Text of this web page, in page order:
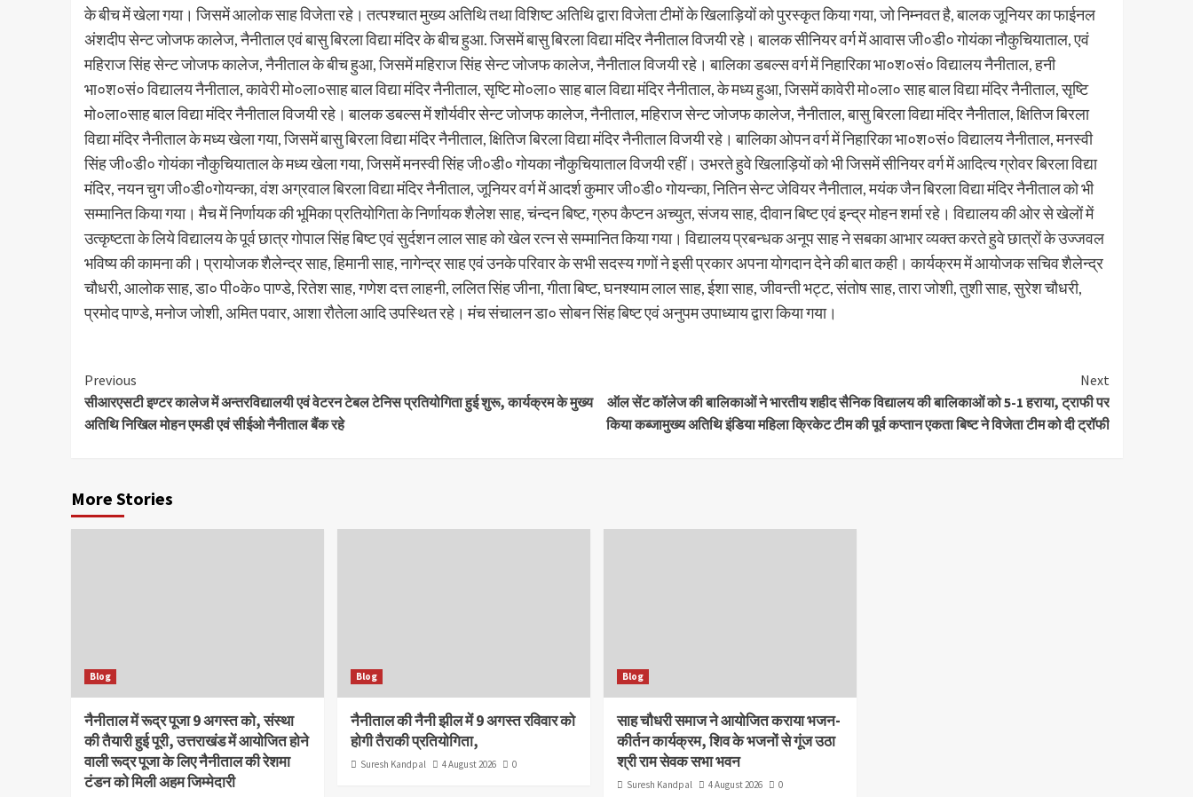
के बीच में खेला गया। जिसमें आलोक साह विजेता रहे। तत्पश्चात मुख्य अतिथि तथा विशिष्ट अतिथि द्वारा विजेता टीमों के खिलाड़ियों को पुरस्कृत किया गया, जो निम्नवत है, बालक जूनियर का फाईनल
अंशदीप सेन्ट जोजफ कालेज, नैनीताल एवं बासु बिरला विद्या मंदिर के बीच हुआ. जिसमें बासु बिरला विद्या मंदिर नैनीताल विजयी रहे। बालक सीनियर वर्ग में आवास जी०डी० गोयंका नौकुचियाताल, एवं
महिराज सिंह सेन्ट जोजफ कालेज, नैनीताल के बीच हुआ, जिसमें महिराज सिंह सेन्ट जोजफ कालेज, नैनीताल विजयी रहे। बालिका डबल्स वर्ग में निहारिका भा०श०सं० विद्यालय नैनीताल, हनी
भा०श०सं० विद्यालय नैनीताल, कावेरी मो०ला०साह बाल विद्या मंदिर नैनीताल, सृष्टि मो०ला० साह बाल विद्या मंदिर नैनीताल, के मध्य हुआ, जिसमें कावेरी मो०ला० साह बाल विद्या मंदिर नैनीताल, सृष्टि
मो०ला०साह बाल विद्या मंदिर नैनीताल विजयी रहे। बालक डबल्स में शौर्यवीर सेन्ट जोजफ कालेज, नैनीताल, महिराज सेन्ट जोजफ कालेज, नैनीताल, बासु बिरला विद्या मंदिर नैनीताल, क्षितिज बिरला
विद्या मंदिर नैनीताल के मध्य खेला गया, जिसमें बासु बिरला विद्या मंदिर नैनीताल, क्षितिज बिरला विद्या मंदिर नैनीताल विजयी रहे। बालिका ओपन वर्ग में निहारिका भा०श०सं० विद्यालय नैनीताल, मनस्वी
सिंह जी०डी० गोयंका नौकुचियाताल के मध्य खेला गया, जिसमें मनस्वी सिंह जी०डी० गोयका नौकुचियाताल विजयी रहीं। उभरते हुवे खिलाड़ियों को भी जिसमें सीनियर वर्ग में आदित्य ग्रोवर बिरला विद्या
मंदिर, नयन चुग जी०डी०गोयन्का, वंश अग्रवाल बिरला विद्या मंदिर नैनीताल, जूनियर वर्ग में आदर्श कुमार जी०डी० गोयन्का, नितिन सेन्ट जेवियर नैनीताल, मयंक जैन बिरला विद्या मंदिर नैनीताल को भी
सम्मानित किया गया। मैच में निर्णायक की भूमिका प्रतियोगिता के निर्णायक शैलेश साह, चंन्दन बिष्ट, ग्रुप कैप्टन अच्युत, संजय साह, दीवान बिष्ट एवं इन्द्र मोहन शर्मा रहे। विद्यालय की ओर से खेलों में
उत्कृष्टता के लिये विद्यालय के पूर्व छात्र गोपाल सिंह बिष्ट एवं सुर्दशन लाल साह को खेल रत्न से सम्मानित किया गया। विद्यालय प्रबन्धक अनूप साह ने सबका आभार व्यक्त करते हुवे छात्रों के उज्जवल
भविष्य की कामना की। प्रायोजक शैलेन्द्र साह, हिमानी साह, नागेन्द्र साह एवं उनके परिवार के सभी सदस्य गणों ने इसी प्रकार अपना योगदान देने की बात कही। कार्यक्रम में आयोजक सचिव शैलेन्द्र
चौधरी, आलोक साह, डा० पी०के० पाण्डे, रितेश साह, गणेश दत्त लाहनी, ललित सिंह जीना, गीता बिष्ट, घनश्याम लाल साह, ईशा साह, जीवन्ती भट्ट, संतोष साह, तारा जोशी, तुशी साह, सुरेश चौधरी,
प्रमोद पाण्डे, मनोज जोशी, अमित पवार, आशा रौतेला आदि उपस्थित रहे। मंच संचालन डा० सोबन सिंह बिष्ट एवं अनुपम उपाध्याय द्वारा किया गया।
Continue
Reading
Previous
सीआरएसटी इण्टर कालेज में अन्तरविद्यालयी एवं वेटरन टेबल टेनिस प्रतियोगिता हुई शुरू, कार्यक्रम के मुख्य
अतिथि निखिल मोहन एमडी एवं सीईओ नैनीताल बैंक रहे
Next
ऑल सेंट कॉलेज की बालिकाओं ने भारतीय शहीद सैनिक विद्यालय की बालिकाओं को 5-1 हराया, ट्राफी पर
किया कब्जामुख्य अतिथि इंडिया महिला क्रिकेट टीम की पूर्व कप्तान एकता बिष्ट ने विजेता टीम को दी ट्रॉफी
More Stories
Blog
नैनीताल में रूद्र पूजा 9 अगस्त को, संस्था
की तैयारी हुई पूरी, उत्तराखंड में आयोजित होने
वाली रूद्र पूजा के लिए नैनीताल की रेशमा
टंडन को मिली अहम जिम्मेदारी
Blog
नैनीताल की नैनी झील में 9 अगस्त रविवार को
होगी तैराकी प्रतियोगिता,
Suresh Kandpal 4 August 2026 0
Blog
साह चौधरी समाज ने आयोजित कराया भजन-
कीर्तन कार्यक्रम, शिव के भजनों से गूंज उठा
श्री राम सेवक सभा भवन
Suresh Kandpal 4 August 2026 0